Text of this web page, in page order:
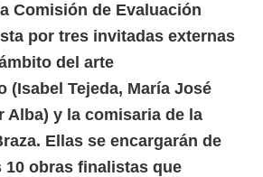
Comisión de Evaluación
por tres invitadas externas
del arte
(Isabel Tejeda, María José
Alba) y la comisaria de la
Ellas se encargarán de
10 obras finalistas que